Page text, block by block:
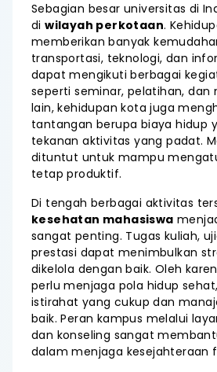
Sebagian besar universitas di
diwilayah perkotaan.
memberikan banyak
transportasi, teknologi, dan
dapat mengikuti berbagai
seperti seminar, pelatihan, dan
lain, kehidupan kota juga
tantangan berupa biaya hidup
tekanan aktivitas yang padat.
dituntut untuk mampu
tetap produktif.
Di tengah berbagai aktivitas
kesehatan mahasiswa
sangat penting. Tugas kuliah,
prestasi dapat menimbulkan
dikelola dengan baik. Oleh
perlu menjaga pola hidup
istirahat yang cukup dan
baik. Peran kampus melalui
dan konseling sangat
dalam menjaga kesejahteraan